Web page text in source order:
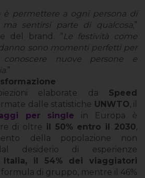
è permettere a ogni persona di
ma sentirsi parte di qualcosa,”
del brand. “Le festività come
sono momenti perfetti per
conoscere nuove persone e
.”
elaborate da Speed
dalle statistiche UNWTO, il
per single in Europa è
di oltre il 50% entro il 2030,
della popolazione non
desiderio di esperienze
Italia, il 54% dei viaggiatori
di gruppo, mentre il 46%